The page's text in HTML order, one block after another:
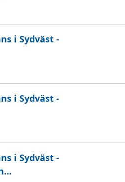
i Sydväst -
i Sydväst -
i Sydväst -